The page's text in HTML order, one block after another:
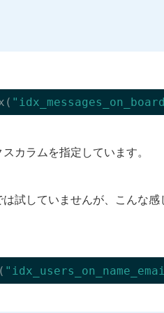
カラムを指定しています。
試していませんが、こんな